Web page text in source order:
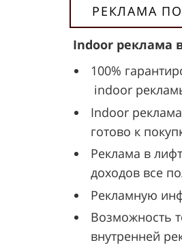
РЕКЛАМА
Indoor реклама
100%
indoor
Indoor
готово к
Реклама в
доходов все
Рекламную
Возможность
внутренней